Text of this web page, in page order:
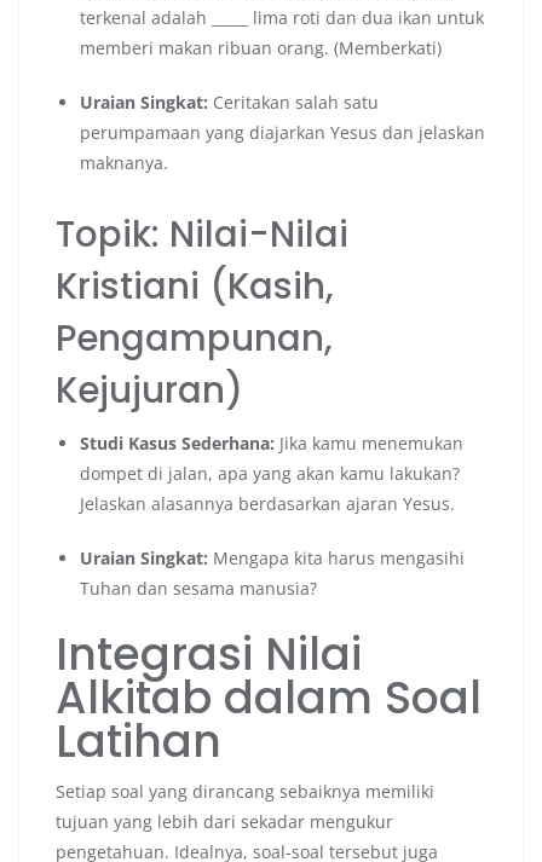
terkenal adalah _____ lima roti dan dua ikan untuk
memberi makan ribuan orang. (Memberkati)
Uraian Singkat: Ceritakan salah satu
perumpamaan yang diajarkan Yesus dan jelaskan
maknanya.
Topik: Nilai-Nilai
Kristiani (Kasih,
Pengampunan,
Kejujuran)
Studi Kasus Sederhana: Jika kamu menemukan
dompet di jalan, apa yang akan kamu lakukan?
Jelaskan alasannya berdasarkan ajaran Yesus.
Uraian Singkat: Mengapa kita harus mengasihi
Tuhan dan sesama manusia?
Integrasi Nilai
Alkitab dalam Soal
Latihan
Setiap soal yang dirancang sebaiknya memiliki
tujuan yang lebih dari sekadar mengukur
pengetahuan. Idealnya, soal-soal tersebut juga